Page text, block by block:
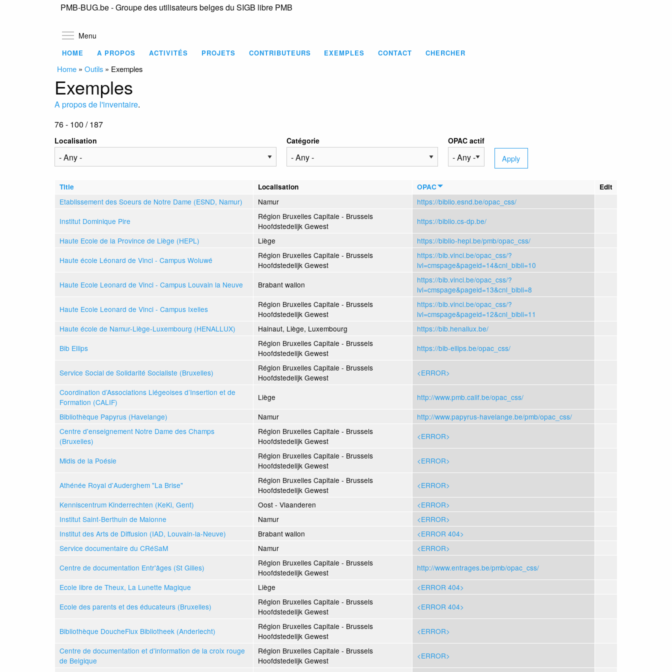
PMB-BUG.be - Groupe des utilisateurs belges du SIGB libre PMB
Menu
HOME A PROPOS ACTIVITÉS PROJETS CONTRIBUTEURS EXEMPLES CONTACT CHERCHER
Home » Outils » Exemples
Exemples
A propos de l'inventaire.
76 - 100 / 187
Localisation Catégorie OPAC actif
Title Localisation OPAC Edit
Etablissement des Soeurs de Notre Dame (ESND, Namur) Namur
https://biblio.esnd.be/opac_css/
Institut Dominique Pire
Région Bruxelles Capitale - Brussels
Hoofdstedelijk Gewest
https://biblio.cs-dp.be/
Haute Ecole de la Province de Liège (HEPL)
Liège
https://biblio-hepl.be/pmb/opac_css/
Haute école Léonard de Vinci - Campus Woluwé
Région Bruxelles Capitale - Brussels
Hoofdstedelijk Gewest
https://bib.vinci.be/opac_css/?
lvl=cmspage&pageid=14&cnl_bibli=10
Haute Ecole Leonard de Vinci - Campus Louvain la Neuve
Brabant wallon
https://bib.vinci.be/opac_css/?
lvl=cmspage&pageid=13&cnl_bibli=8
Haute Ecole Leonard de Vinci - Campus Ixelles
Région Bruxelles Capitale - Brussels
Hoofdstedelijk Gewest
https://bib.vinci.be/opac_css/?
lvl=cmspage&pageid=12&cnl_bibli=11
Haute école de Namur-Liège-Luxembourg (HENALLUX)
Hainaut, Liège, Luxembourg
https://bib.henallux.be/
Bib Ellips
Région Bruxelles Capitale - Brussels
Hoofdstedelijk Gewest
https://bib-ellips.be/opac_css/
Service Social de Solidarité Socialiste (Bruxelles)
Région Bruxelles Capitale - Brussels
Hoofdstedelijk Gewest
<ERROR>
Coordination d’Associations Liégeoises d’Insertion et de
Formation (CALIF)
Liège
http://www.pmb.calif.be/opac_css/
Bibliothèque Papyrus (Havelange)
Namur
http://www.papyrus-havelange.be/pmb/opac_css/
Centre d'enseignement Notre Dame des Champs
(Bruxelles)
Région Bruxelles Capitale - Brussels
Hoofdstedelijk Gewest
<ERROR>
Midis de la Poésie
Région Bruxelles Capitale - Brussels
Hoofdstedelijk Gewest
<ERROR>
Athénée Royal d'Auderghem "La Brise"
Région Bruxelles Capitale - Brussels
Hoofdstedelijk Gewest
<ERROR>
Kenniscentrum Kinderrechten (KeKi, Gent)
Oost - Vlaanderen
<ERROR>
Institut Saint-Berthuin de Malonne
Namur
<ERROR>
Institut des Arts de Diffusion (IAD, Louvain-la-Neuve)
Brabant wallon
<ERROR 404>
Service documentaire du CRéSaM
Namur
<ERROR>
Centre de documentation Entr'âges (St Gilles)
Région Bruxelles Capitale - Brussels
Hoofdstedelijk Gewest
http://www.entrages.be/pmb/opac_css/
Ecole libre de Theux, La Lunette Magique
Liège
<ERROR 404>
Ecole des parents et des éducateurs (Bruxelles)
Région Bruxelles Capitale - Brussels
Hoofdstedelijk Gewest
<ERROR 404>
Bibliothèque DoucheFlux Bibliotheek (Anderlecht)
Région Bruxelles Capitale - Brussels
Hoofdstedelijk Gewest
<ERROR>
Centre de documentation et d'information de la croix rouge
de Belgique
Région Bruxelles Capitale - Brussels
Hoofdstedelijk Gewest
<ERROR>